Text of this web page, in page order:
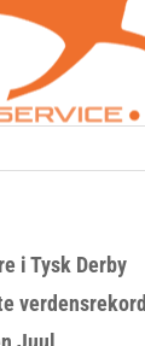
i Tysk Derby
verdensrekord